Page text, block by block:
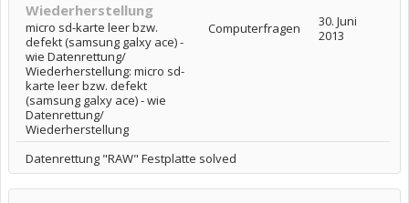
Wiederherstellung
micro sd-karte leer bzw.
defekt (samsung galxy ace) -
wie Datenrettung/
Wiederherstellung: micro sd-
karte leer bzw. defekt
(samsung galxy ace) - wie
Datenrettung/
Wiederherstellung
Computerfragen
30. Juni
2013
Datenrettung "RAW" Festplatte solved